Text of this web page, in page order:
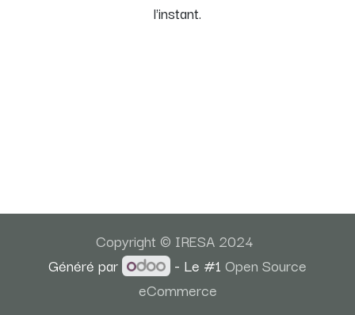
l'instant.
Copyright © IRESA 2024
Généré par
- Le #1Open Source
eCommerce